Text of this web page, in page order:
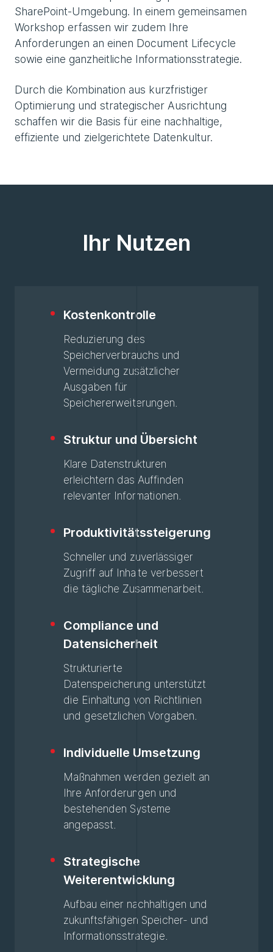
SharePoint-Umgebung. In einem gemeinsamen
Workshop erfassen wir zudem Ihre
Anforderungen an einen Document Lifecycle
sowie eine ganzheitliche Informationsstrategie.
Durch die Kombination aus kurzfristiger
Optimierung und strategischer Ausrichtung
schaffen wir die Basis für eine nachhaltige,
effiziente und zielgerichtete Datenkultur.
Ihr Nutzen
Kostenkontrolle
Reduzierung des
Speicherverbrauchs und
Vermeidung zusätzlicher
Ausgaben für
Speichererweiterungen.
Struktur und Übersicht
Klare Datenstrukturen
erleichtern das Auffinden
relevanter Informationen.
Produktivitätssteigerung
Schneller und zuverlässiger
Zugriff auf Inhalte verbessert
die tägliche Zusammenarbeit.
Compliance und
Datensicherheit
Strukturierte
Datenspeicherung unterstützt
die Einhaltung von Richtlinien
und gesetzlichen Vorgaben.
Individuelle Umsetzung
Maßnahmen werden gezielt an
Ihre Anforderungen und
bestehenden Systeme
angepasst.
Strategische
Weiterentwicklung
Aufbau einer nachhaltigen und
zukunftsfähigen Speicher- und
Informationsstrategie.